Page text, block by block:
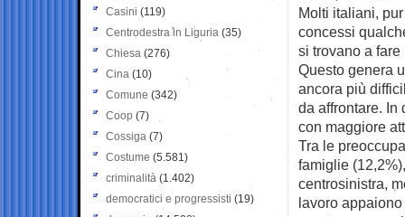
Molti italiani,
concessi
si trovano a
Questo genera
ancora più
da affrontare. In
con maggiore
Tra le
famiglie
centrosinistra,
lavoro
Casini (119)
Centrodestra in Liguria (35)
Chiesa (276)
Cina (10)
Comune (342)
Coop (7)
Cossiga (7)
Costume (5.581)
criminalità (1.402)
democratici e progressisti (19)